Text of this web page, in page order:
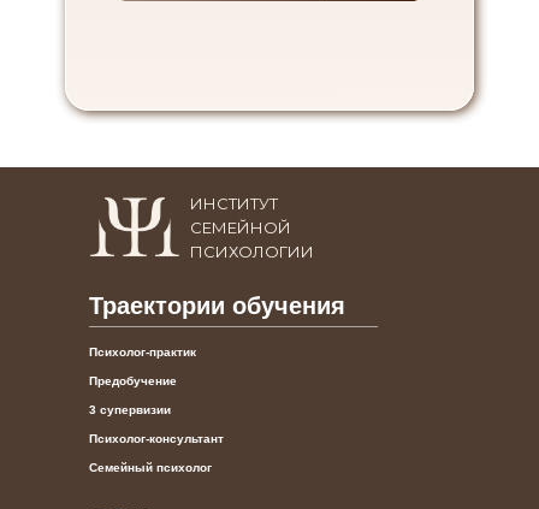
Траектории обучения
Психолог-практик
Предобучение
3 супервизии
Психолог-консультант
Семейный психолог
ИНСТИТУТ
СЕМЕЙНОЙ
ПСИХОЛОГИИ